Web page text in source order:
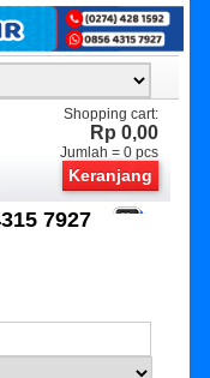
Shopping cart:
Rp 0,00
Jumlah =0 pcs
Keranjang
7927